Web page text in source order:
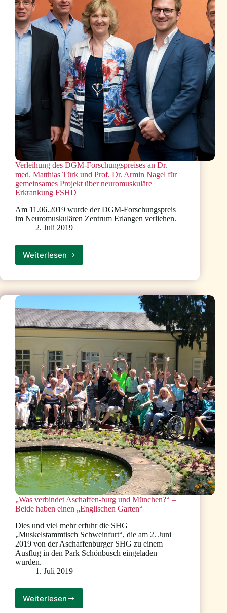
Erlangen
Verleihung des DGM-Forschungspreises an Dr.
med. Matthias Türk und Prof. Dr. Armin Nagel für
gemeinsames Projekt über neuromuskuläre
Erkrankung FSHD
Am 11.06.2019 wurde der DGM-Forschungspreis
im Neuromuskulären Zentrum Erlangen verliehen.
2. Juli 2019
WeiterlesenVerleihung
DGM-
an
Dr.
med.
Matthias
Türk
Prof.
Dr.
Armin
Nagel
für
gemeinsames
Projekt
über
neuromuskuläre
Erkrankung
FSHD
„Was verbindet Aschaffen-burg und München?“ –
Beide haben einen „Englischen Garten“
Dies und viel mehr erfuhr die SHG
„Muskelstammtisch Schweinfurt“, die am 2. Juni
2019 von der Aschaffenburger SHG zu einem
Ausflug in den Park Schönbusch eingeladen
wurden.
1. Juli 2019
Weiterlesen
„Was